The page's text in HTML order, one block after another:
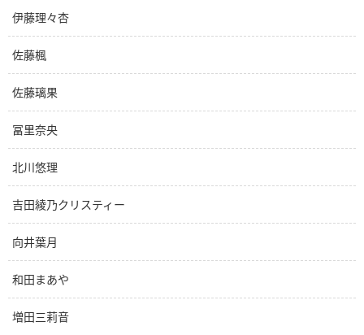
伊藤理々杏
佐藤楓
佐藤璃果
冨里奈央
北川悠理
吉田綾乃クリスティー
向井葉月
和田まあや
増田三莉音